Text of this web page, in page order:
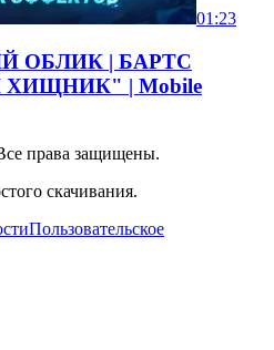
01:23
ОБЛИК | БАРТС
| Mobile
права защищены.
скачивания.
Пользовательское